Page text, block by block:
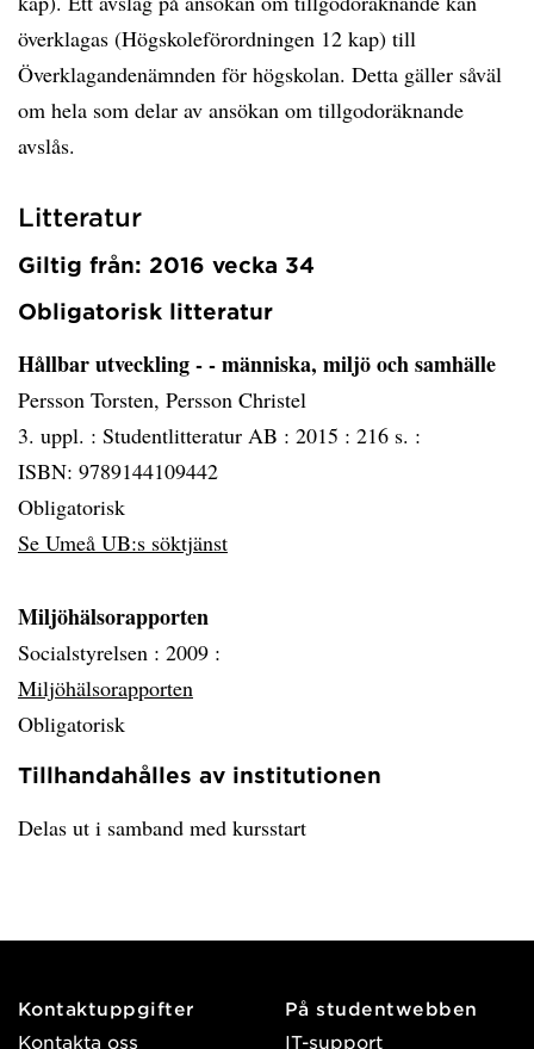
överklagas (Högskoleförordningen 12 kap) till
Överklagandenämnden för högskolan. Detta gäller såväl
om hela som delar av ansökan om tillgodoräknande
avslås.
Litteratur
Giltig från: 2016 vecka 34
Obligatorisk litteratur
Hållbar utveckling - - människa, miljö och samhälle
Persson Torsten, Persson Christel
3. uppl. : Studentlitteratur AB : 2015 : 216 s. :
ISBN: 9789144109442
Obligatorisk
Se Umeå UB:s söktjänst
Miljöhälsorapporten
Socialstyrelsen : 2009 :
Miljöhälsorapporten
Obligatorisk
Tillhandahålles av institutionen
Delas ut i samband med kursstart
Kontaktuppgifter
Kontakta oss
På studentwebben
IT-support